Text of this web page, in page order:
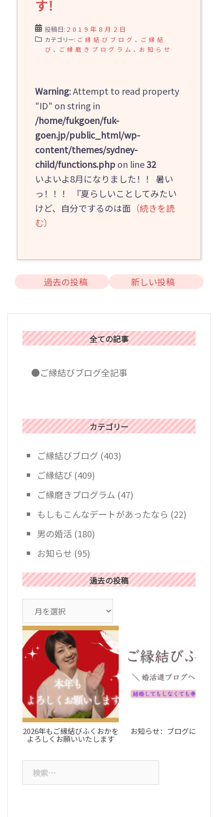
す！
投稿日: 2019年8月2日
カテゴリー: ご縁結びブログ 、
ご縁結
び 、 ご縁磨きプログラム 、 お知らせ
Warning: Attempt to read property
"ID" on string in
/home/fukgoen/fuk-
goen.jp/public_html/wp-
content/themes/sydney-
child/functions.phpon line32
いよいよ8月になりました！！ 暑い
っ！！！ 『夏らしいことしてみたい
けど、自分でするのは面 （続きを読
む）
投
ナ
ゲ
過去の投稿 新しい投稿
全ての記事
●ご縁結びブログ全記事
カテゴリー
ご縁結びブログ (403)
ご縁結び (409)
ご縁磨きプログラム (47)
もしもこんなデートがあったなら (22)
男の婚活 (180)
お知らせ (95)
過去の投稿
ー
カ
イ
2026年もご縁結びふくおかを
よろしくお願いいたします
お知らせ：ブログについて
索: